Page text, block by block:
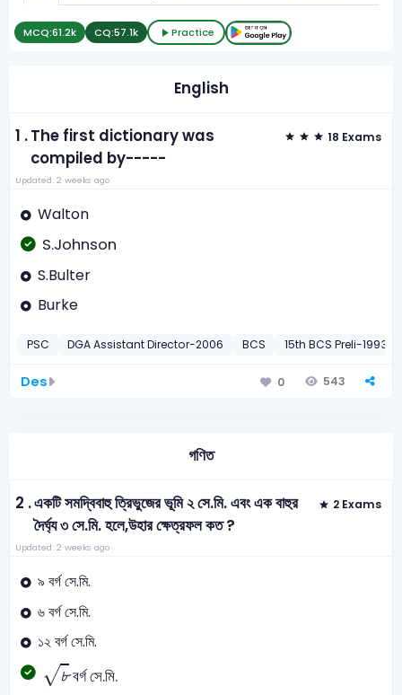
MCQ:61.2k CQ:57.1k Practice
English
1 .The first dictionary was
compiled by-----
18 Exams
Updated: 2 weeks ago
Walton
S.Johnson
S.Bulter
Burke
PSC DGA Assistant Director-2006 BCS 15th BCS Preli-1993
Des 0 543
গণিত
2 .একটি সমদ্বিবাহু ত্রিভুজের ভূমি ২ সে.মি. এবং এক বাহুর
দৈর্ঘ্য ৩ সে.মি. হলে,উহার ক্ষেত্রফল কত ?
2 Exams
Updated: 2 weeks ago
৯ বর্গ সে.মি.
৬ বর্গ সে.মি.
১২ বর্গ সে.মি.
√৮বর্গ সে.মি.